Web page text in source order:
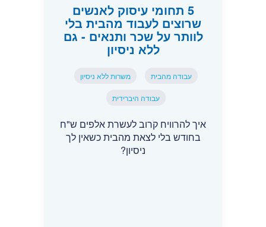
5 תחומי עיסוק לאנשים
שרוצים לעבוד מהבית בלי
לוותר על שכר ותנאים - גם
ללא ניסיון
עבודה מהבית משרות ללא ניסיון
עבודה היברידית
איך להרוויח קרוב לעשרת אלפים ש"ח
בחודש בלי לצאת מהבית כשאין לך
ניסיון?